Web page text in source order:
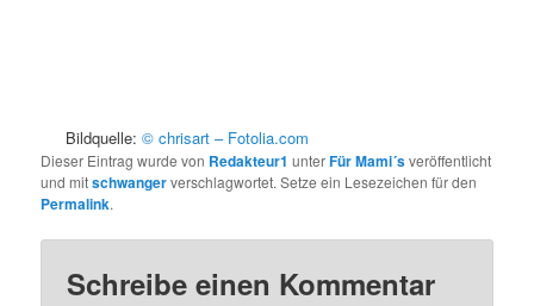
Bildquelle: © chrisart – Fotolia.com
Dieser Eintrag wurde von Redakteur1 unterFür Mami´sveröffentlicht
und mitschwangerverschlagwortet. Setze ein Lesezeichen für den
Permalink.
Schreibe einen Kommentar